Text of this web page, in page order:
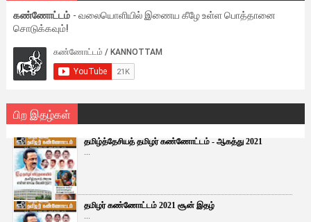
கண்ணோட்டம் - வலையொளியில் இணைய கீழே உள்ள பொத்தானை
சொடுக்கவும்!
பிற இதழ்கள்
தமிழ்த்தேசியத் தமிழர் கண்ணோட்டம் - ஆகத்து 2021
...
தமிழர் கண்ணோட்டம் 2021 சூன் இதழ்
...